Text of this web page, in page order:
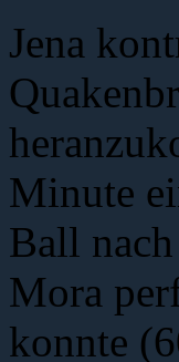
Jena
Minute
Ball
Mora
konnte